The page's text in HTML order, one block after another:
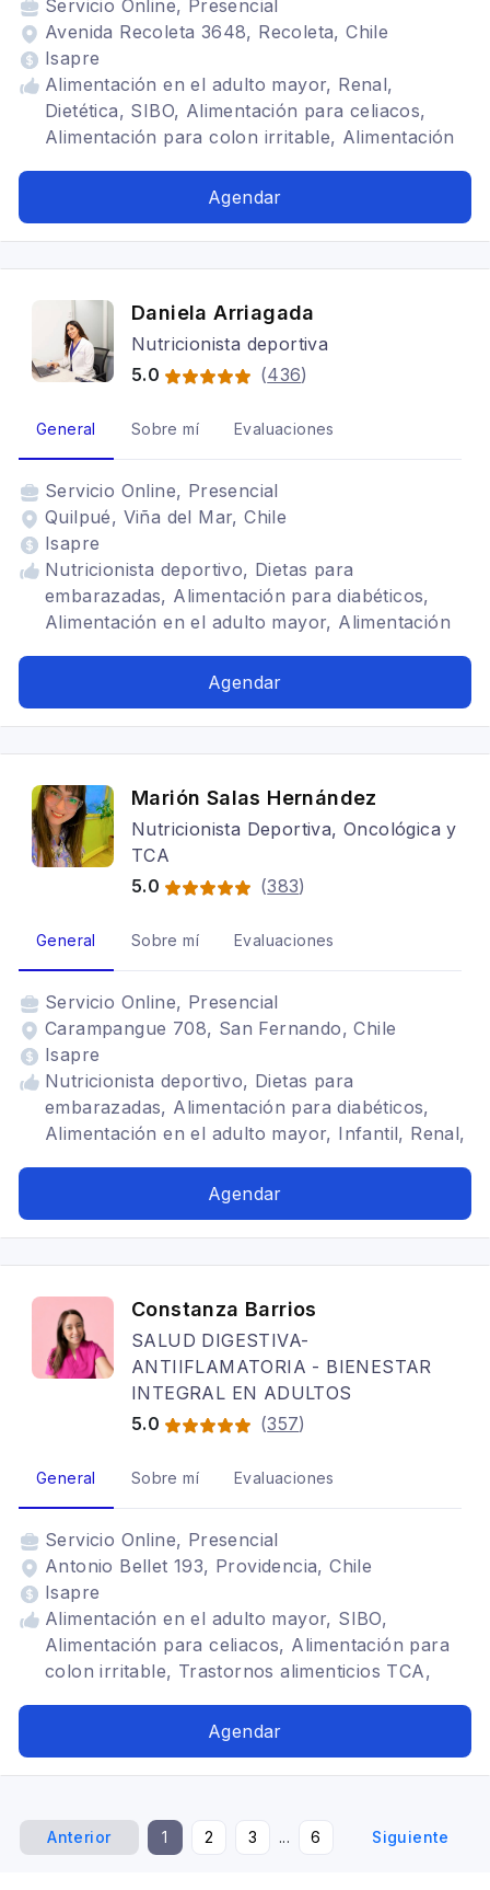
Servicio Online, Presencial
Avenida Recoleta 3648, Recoleta, Chile
Isapre
Alimentación en el adulto mayor, Renal,
Dietética, SIBO, Alimentación para celiacos,
Alimentación para colon irritable, Alimentación
Alimentación en el adulto mayor, Dietas para
Bariatrica, Problemas digestivos, Alimentación
para gastritis, Alimentación para colon irritable,
Trastornos alimenticios TCA
Agendar
Daniela Arriagada
Nutricionista deportiva
5.0
(436)
General Sobre mí Evaluaciones
Servicio Online, Presencial
Quilpué, Viña del Mar, Chile
Isapre
Nutricionista deportivo, Dietas para
embarazadas, Alimentación para diabéticos,
Alimentación en el adulto mayor, Alimentación
celiacos, Alimentación para colon irritable,
digestivos, Vegetarianismo y veganismo, SIBO
Agendar
Marión Salas Hernández
Nutricionista Deportiva, Oncológica y
TCA
5.0
(383)
General Sobre mí Evaluaciones
Servicio Online, Presencial
Carampangue 708, San Fernando, Chile
Isapre
Nutricionista deportivo, Dietas para
embarazadas, Alimentación para diabéticos,
Alimentación en el adulto mayor, Infantil, Renal,
Tratamiento para anorexia nerviosa,
Agendar
Constanza Barrios
SALUD DIGESTIVA-
ANTIIFLAMATORIA - BIENESTAR
INTEGRAL EN ADULTOS
5.0
(357)
General Sobre mí Evaluaciones
Servicio Online, Presencial
Antonio Bellet 193, Providencia, Chile
Isapre
Alimentación en el adulto mayor, SIBO,
Alimentación para celiacos, Alimentación para
colon irritable, Trastornos alimenticios TCA,
Problemas digestivos, Alimentación con
Agendar
Anterior 1 2 3 ... 6 Siguiente